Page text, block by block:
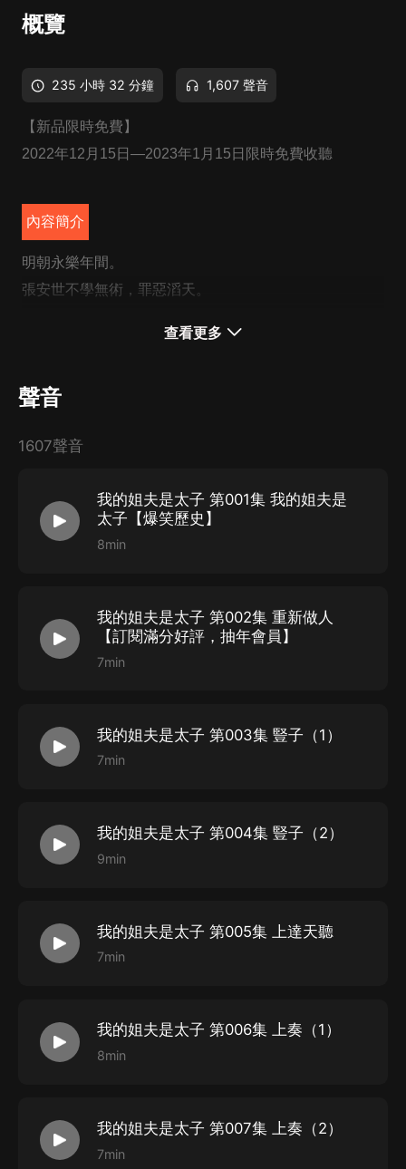
概覽
235 小時 32 分鐘 1,607 聲音
【新品限時免費】
2022年12月15日—2023年1月15日限時免費收聽
內容簡介
明朝永樂年間。
張安世不學無術，罪惡滔天。
有聲的紫襟 飾 徐輝祖
依晨要開心呀
陳生_紫襟劇社 飾 朱棣
曉洱_紫襟劇社 飾 太子妃
浪潮_紫襟劇社 飾 朱高煦
思逸 _紫襟劇社 飾 朱允文
鴇哥哥a_紫襟劇社 飾 丘鬆
三金_紫襟劇社 飾 楊士奇
戚曉_紫襟劇社 飾 徐皇后/顧興祖
樹袋熊_紫襟劇社 飾 宦官
正浩_紫襟劇社 飾 小宦官
央先生 飾 張軏
蘇墨珝 飾 解縉
偏心濤 飾 紀綱
愛吃魚 飾 朱㰘
提莫 飾 朱桂
查看更多
聲音
1607聲音
我的姐夫是太子 第001集 我的姐夫是
太子【爆笑歷史】
8min
我的姐夫是太子 第002集 重新做人
【訂閱滿分好評，抽年會員】
7min
我的姐夫是太子 第003集 豎子（1）
7min
我的姐夫是太子 第004集 豎子（2）
9min
我的姐夫是太子 第005集 上達天聽
7min
我的姐夫是太子 第006集 上奏（1）
8min
我的姐夫是太子 第007集 上奏（2）
7min